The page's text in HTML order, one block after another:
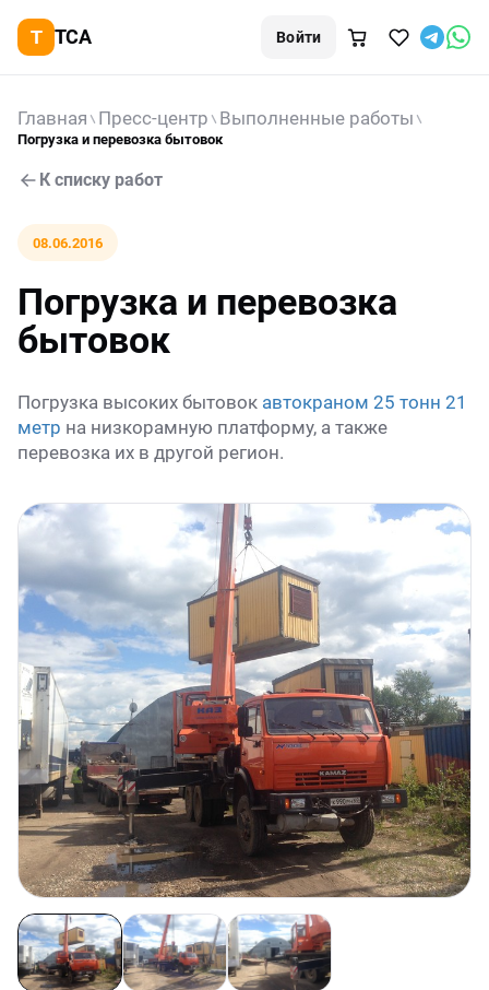
TCA Войти
Главная Пресс-центр Выполненные работы
Погрузка и перевозка бытовок
К списку работ
08.06.2016
Погрузка и перевозка
бытовок
Погрузка высоких бытовок автокраном 25 тонн 21
метр на низкорамную платформу, а также
перевозка их в другой регион.